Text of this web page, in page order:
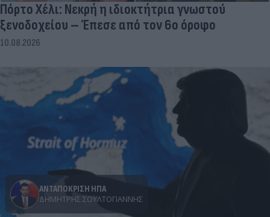
Πόρτο Χέλι: Νεκρή η ιδιοκτήτρια γνωστού
ξενοδοχείου – Έπεσε από τον 6ο όροφο
10.08.2026
ΑΝΤΑΠΟΚΡΙΣΗ ΗΠΑ
ΔΗΜΉΤΡΗΣ ΣΟΥΛΤΟΓΙΆΝΝΗΣ